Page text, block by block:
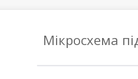
Мікросхема